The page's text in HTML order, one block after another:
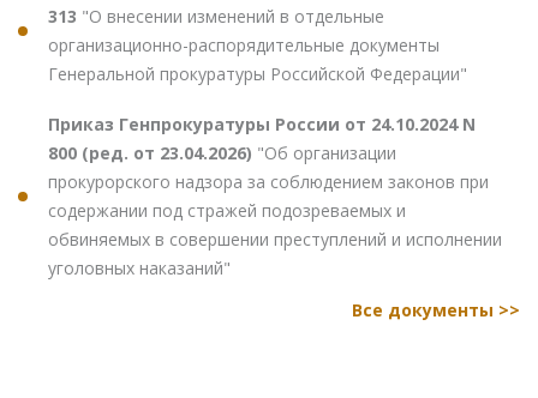
313 "О внесении изменений в отдельные
организационно-распорядительные документы
Генеральной прокуратуры Российской Федерации"
Приказ Генпрокуратуры России от 24.10.2024 N
800 (ред. от 23.04.2026) "Об организации
прокурорского надзора за соблюдением законов при
содержании под стражей подозреваемых и
обвиняемых в совершении преступлений и исполнении
уголовных наказаний"
Все документы >>